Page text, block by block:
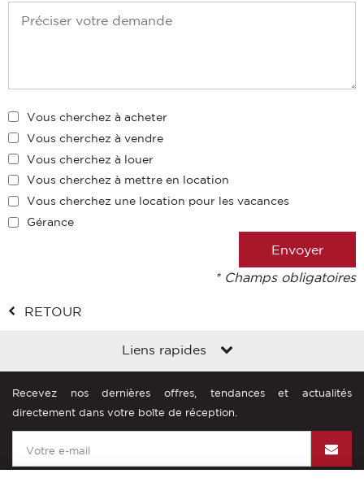
Vous cherchez à acheter
Vous cherchez à vendre
Vous cherchez à louer
Vous cherchez à mettre en location
Vous cherchez une location pour les vacances
Gérance
* Champs obligatoires
RETOUR
Liens rapides
Recevez nos dernières offres, tendances et actualités
directement dans votre boîte de réception.